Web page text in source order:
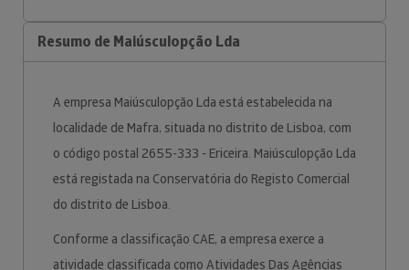
Resumo de Maiúsculopção Lda
A empresa Maiúsculopção Lda está estabelecida na
localidade de Mafra, situada no distrito de Lisboa, com
o código postal 2655-333 - Ericeira. Maiúsculopção Lda
está registada na Conservatória do Registo Comercial
do distrito de Lisboa.
Conforme a classificação CAE, a empresa exerce a
atividade classificada como Atividades Das Agências